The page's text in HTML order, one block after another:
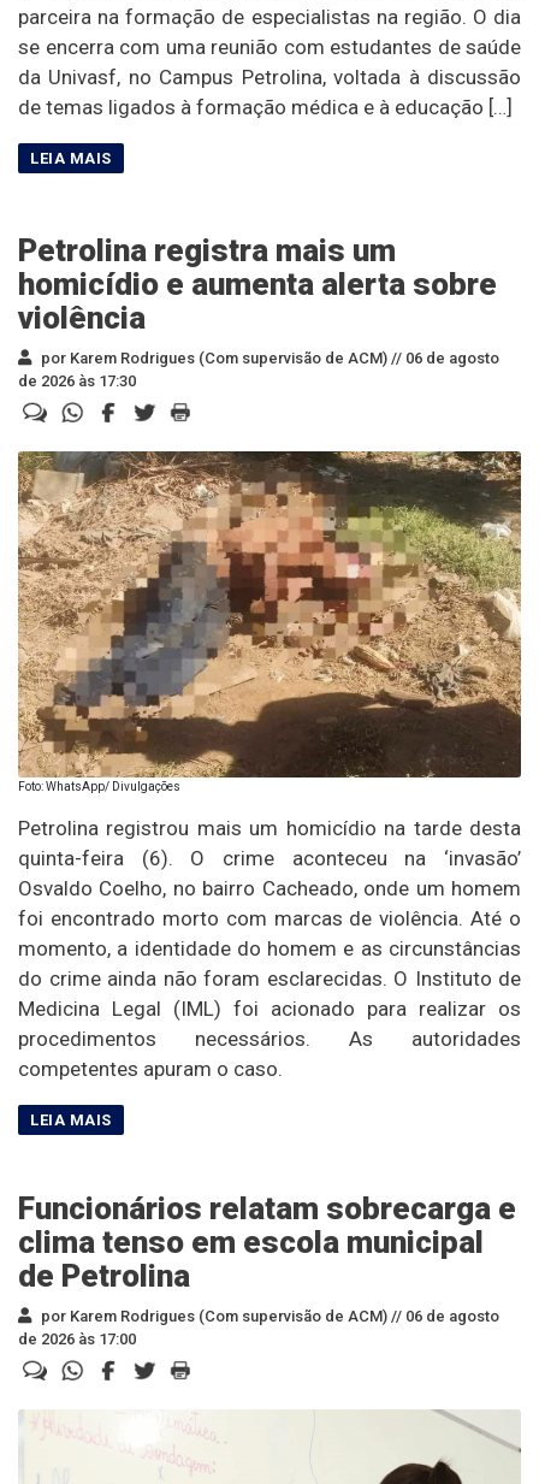
parceira na formação de especialistas na região. O dia
se encerra com uma reunião com estudantes de saúde
da Univasf, no Campus Petrolina, voltada à discussão
de temas ligados à formação médica e à educação […]
Petrolina registra mais um
homicídio e aumenta alerta sobre
violência
por Karem Rodrigues (Com supervisão de ACM) // 06 de agosto
de 2026 às 17:30
Foto: WhatsApp/ Divulgações
Petrolina registrou mais um homicídio na tarde desta
quinta-feira (6). O crime aconteceu na ‘invasão’
Osvaldo Coelho, no bairro Cacheado, onde um homem
foi encontrado morto com marcas de violência. Até o
momento, a identidade do homem e as circunstâncias
do crime ainda não foram esclarecidas. O Instituto de
Medicina Legal (IML) foi acionado para realizar os
procedimentos necessários. As autoridades
competentes apuram o caso.
Funcionários relatam sobrecarga e
clima tenso em escola municipal
de Petrolina
por Karem Rodrigues (Com supervisão de ACM) // 06 de agosto
de 2026 às 17:00